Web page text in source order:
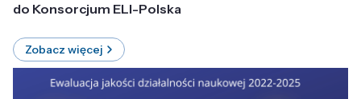
do Konsorcjum ELI-Polska
Zobacz więcej